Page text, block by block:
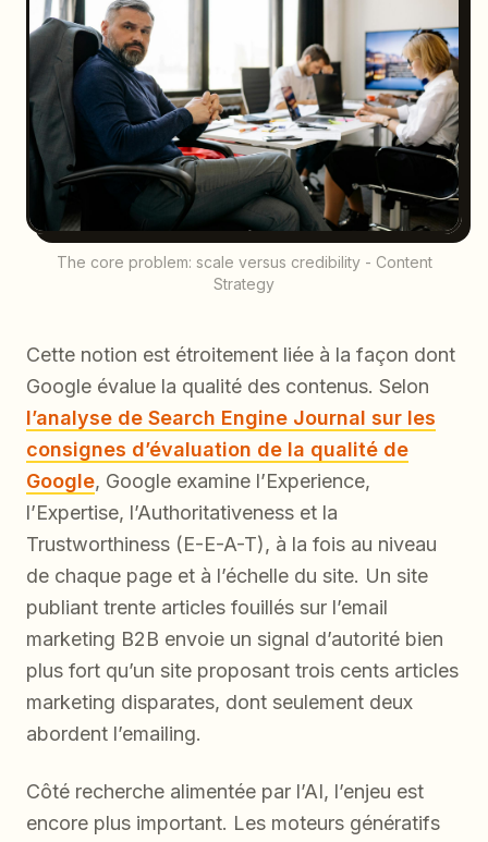
The core problem: scale versus credibility - Content
Strategy
Cette notion est étroitement liée à la façon dont
Google évalue la qualité des contenus. Selon
l’analyse de Search Engine Journal sur les
consignes d’évaluation de la qualité de
Google, Google examine l’Experience,
l’Expertise, l’Authoritativeness et la
Trustworthiness (E-E-A-T), à la fois au niveau
de chaque page et à l’échelle du site. Un site
publiant trente articles fouillés sur l’email
marketing B2B envoie un signal d’autorité bien
plus fort qu’un site proposant trois cents articles
marketing disparates, dont seulement deux
abordent l’emailing.
Côté recherche alimentée par l’AI, l’enjeu est
encore plus important. Les moteurs génératifs